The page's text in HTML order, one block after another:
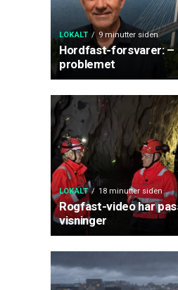
LOKALT 9 minutter siden
Hordfast-forsvarer: –
problemet
LOKALT 18 minutter siden
Rogfast-video har
visninger